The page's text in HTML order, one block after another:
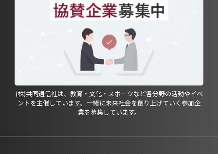
(株)共同通信社は、教育・文化・スポーツなど各分野の活動やイベ
ントを主催しています。一緒に未来社会を創り上げていく参加企
業を募集しています。